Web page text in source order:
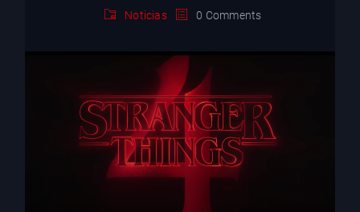
Noticias 0 Comments